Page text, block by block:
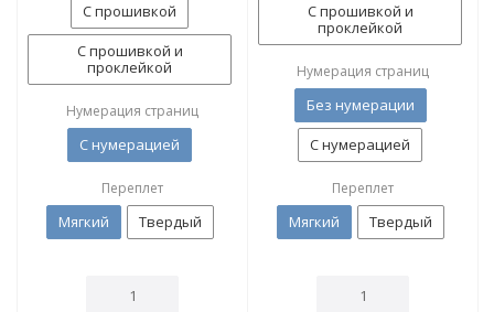
С прошивкой
С прошивкой и
проклейкой
Нумерация страниц
С нумерацией
Переплет
Мягкий Твердый
С прошивкой и
проклейкой
Нумерация страниц
Без нумерации
С нумерацией
Переплет
Мягкий Твердый